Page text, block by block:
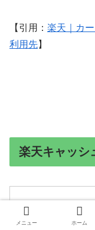
【引用： 楽天｜カ
利用先】
楽天キャッシ
メニュー ホーム